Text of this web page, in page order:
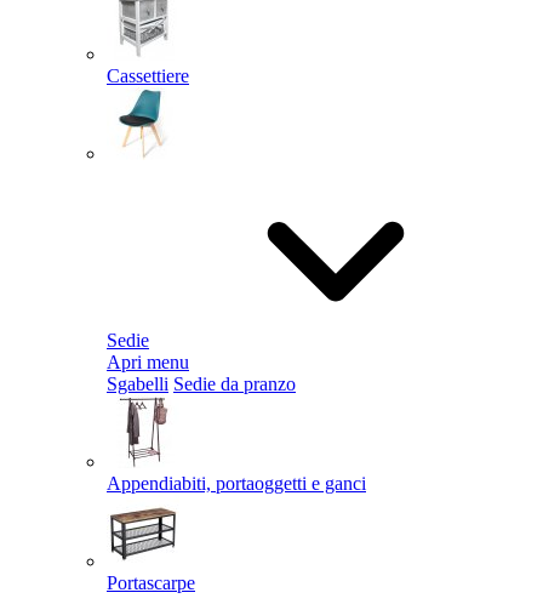
Cassettiere
Sedie
Apri menu
Sgabelli Sedie da pranzo
Appendiabiti, portaoggetti e ganci
Portascarpe